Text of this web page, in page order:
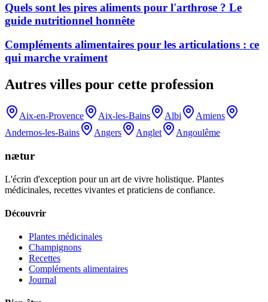
Quels sont les pires aliments pour l'arthrose ? Le
guide nutritionnel honnête
Compléments alimentaires pour les articulations : ce
qui marche vraiment
Autres villes pour cette profession
Aix-en-Provence Aix-les-Bains Albi
Amiens
Andernos-les-Bains
Angers Anglet Angoulême
nætur
L'écrin d'exception pour un art de vivre holistique. Plantes
médicinales, recettes vivantes et praticiens de confiance.
Découvrir
Plantes médicinales
Champignons
Recettes
Compléments alimentaires
Journal